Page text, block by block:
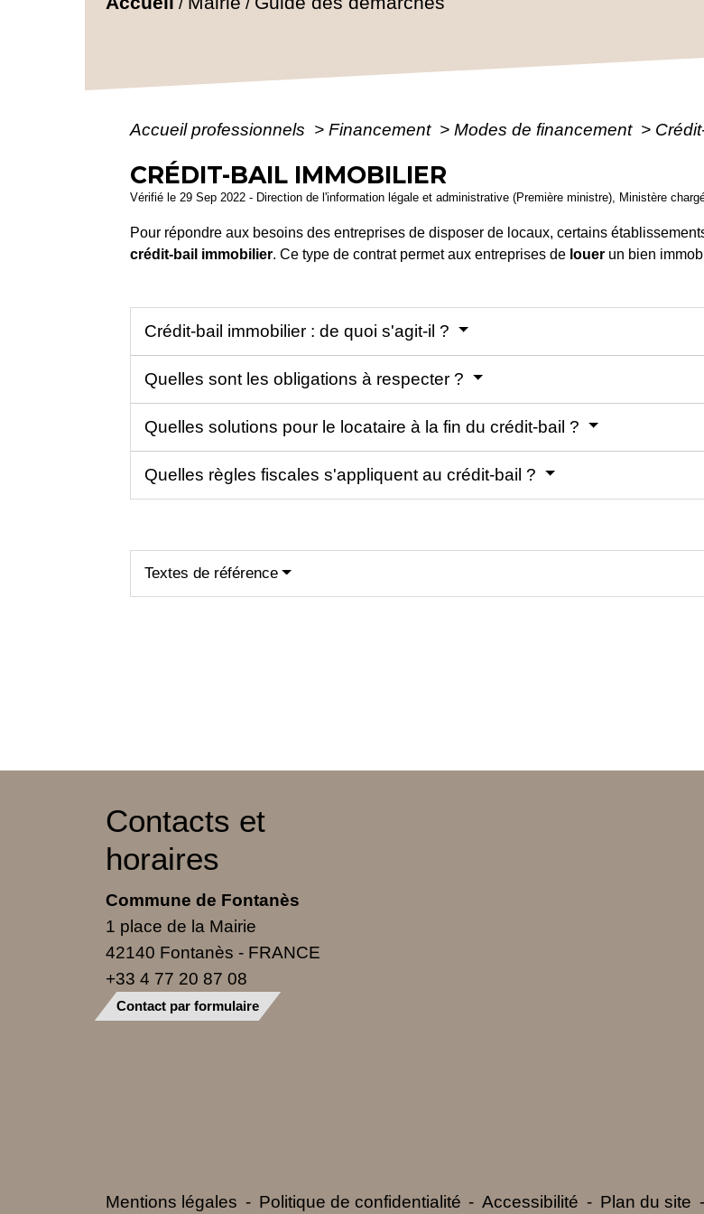
Accueil professionnels > Financement > Modes de financement >
CRÉDIT-BAIL IMMOBILIER
Vérifié le 29 Sep 2022 - Direction de l'information légale et administrative (Première ministre), Ministère
Pour répondre aux besoins des entreprises de disposer de locaux, certains
crédit-bail immobilier. Ce type de contrat permet aux entreprises de louer un bien
Crédit-bail immobilier : de quoi s'agit-il ?
Quelles sont les obligations à respecter ?
Quelles solutions pour le locataire à la fin du crédit-bail ?
Quelles règles fiscales s'appliquent au crédit-bail ?
Textes de référence
Contacts et
horaires
Commune de Fontanès
1 place de la Mairie
42140 Fontanès - FRANCE
+33 4 77 20 87 08
Contact par formulaire
Mentions légales - Politique de confidentialité - Accessibilité - Plan du site -